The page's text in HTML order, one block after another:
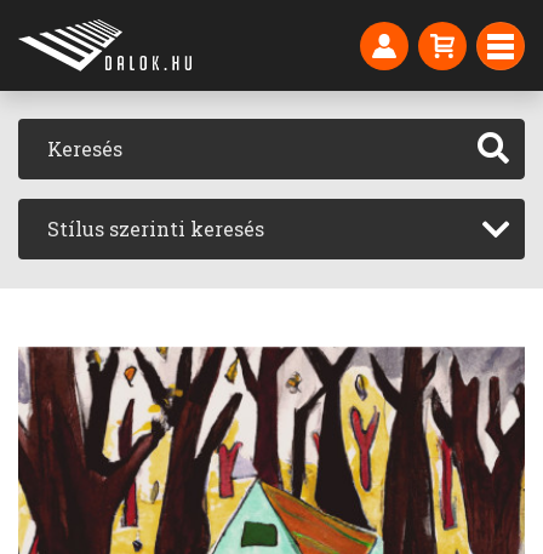
Stílus szerinti keresés